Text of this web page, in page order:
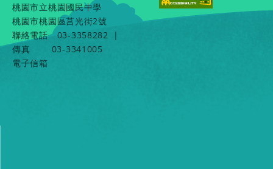
桃園市立桃園國民中學
桃園市桃園區莒光街2號
聯絡電話
03-3358282
|
傳真
03-3341005
電子信箱